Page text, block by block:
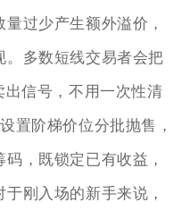
过少产生额外溢价，
。多数短线交易者会把
信号，不用一次性清
置阶梯价位分批抛售，
，既锁定已有收益，
刚入场的新手来说，